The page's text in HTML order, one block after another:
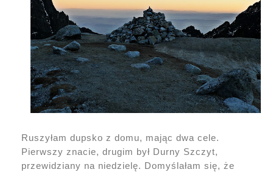
Ruszyłam dupsko z domu, mając dwa cele.
Pierwszy znacie, drugim był Durny Szczyt,
przewidziany na niedzielę. Domyślałam się, że